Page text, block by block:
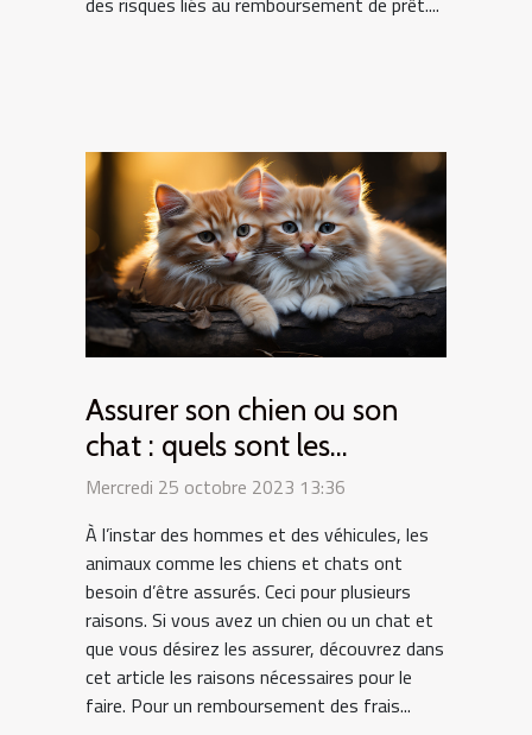
Assurer son chien ou son
chat : quels sont les
intérêts ?
Mercredi 25 octobre 2023 13:36
À l’instar des hommes et des véhicules, les
animaux comme les chiens et chats ont
besoin d’être assurés. Ceci pour plusieurs
raisons. Si vous avez un chien ou un chat et
que vous désirez les assurer, découvrez dans
cet article les raisons nécessaires pour le
faire. Pour un remboursement des frais...